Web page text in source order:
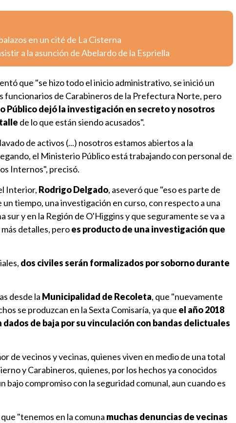
en un cité de La Cisterna
a la asunción de Abelardo de la Espriella
que "se hizo todo el inicio administrativo, se inició un
funcionarios de Carabineros de la Prefectura Norte, pero
dejó la investigación en secreto y nosotros
de lo que están siendo acusados".
de activos (...) nosotros estamos abiertos a la
el Ministerio Público está trabajando con personal de
Internos", precisó.
Interior, Rodrigo Delgado, aseveró que "eso es parte de
tiempo, una investigación en curso, con respecto a una
sur y en la Región de O'Higgins y que seguramente se va a
detalles, peroes producto de una investigación que
dos civiles serán formalizados por soborno durante
desde la Municipalidad de Recoleta, que "nuevamente
se produzcan en la Sexta Comisaría, ya que el año 2018
de baja por su vinculación con bandas delictuales
de vecinos y vecinas, quienes viven en medio de una total
y Carabineros, quienes, por los hechos ya conocidos
bajo compromiso con la seguridad comunal, aun cuando es
"tenemos en la comuna muchas denuncias de vecinas